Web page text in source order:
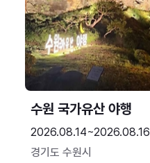
수원 국가유산 야행
2026.08.14~2026.08.16
경기도 수원시